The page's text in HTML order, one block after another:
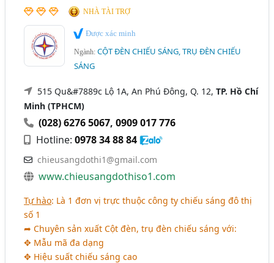
NHÀ TÀI TRỢ
Được xác minh
Ngành:CỘT ĐÈN CHIẾU SÁNG, TRỤ ĐÈN CHIẾU
SÁNG
515 Qu&#7889c Lộ 1A, An Phú Đông, Q. 12,TP. Hồ Chí
Minh (TPHCM)
(028) 6276 5067,0909 017 776
Hotline:0978 34 88 84
chieusangdothi1@gmail.com
www.chieusangdothiso1.com
Tự hào: Là 1 đơn vị trực thuộc công ty chiếu sáng đô thị
số 1
➦ Chuyên sản xuất Cột đèn, trụ đèn chiếu sáng với:
✥ Mẫu mã đa dạng
✥ Hiệu suất chiếu sáng cao